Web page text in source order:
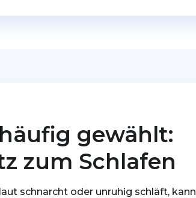
gewählt:
zum Schlafen
schnarcht oder unruhig schläft,